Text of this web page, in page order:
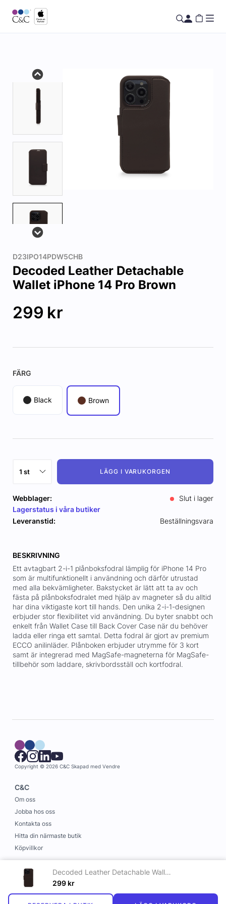
D23IPO14PDW5CHB
Decoded Leather Detachable
Wallet iPhone 14 Pro Brown
299 kr
FÄRG
Black Brown
LÄGG I VARUKORGEN
Decoded Leather Detachable Wallet iPhone 14 Pro Brown
299 kr
Webblager:
Slut i lager
Lagerstatus i våra butiker
Leveranstid:
Beställningsvara
BESKRIVNING
Ett avtagbart 2-i-1 plånboksfodral lämplig för iPhone 14 Pro
som är multifunktionellt i användning och därför utrustad
med alla bekvämligheter. Bakstycket är lätt att ta av och
fästa på plånboksfodralet med hjälp av magneter så du alltid
har dina viktigaste kort till hands. Den unika 2-i-1-designen
erbjuder stor flexibilitet vid användning. Du byter snabbt och
enkelt från Wallet Case till Back Cover Case när du behöver
ladda eller ringa ett samtal. Detta fodral är gjort av premium
ECCO anilinläder. Plånboken erbjuder utrymme för 3 kort
samt är integrerad med MagSafe-magneterna för MagSafe-
tillbehör som laddare, skrivbordsställ och kortfodral.
Copyright © 2026 C&C Skapad med Vendre
C&C
Om oss
Jobba hos oss
Kontakta oss
Hitta din närmaste butik
Köpvillkor
Information
Leverans och betalning
Cookies